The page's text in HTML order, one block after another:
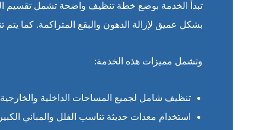
تبدأ الخدمة بوضع خطة تنظيف واضحة تشمل تقسيم
بشكل عميق لإزالة الدهون والبقع المتراكمة. كما
وتشمل مميزات هذه الخدمة:
تنظيف شامل لجميع المساحات الداخلية والخارجية
استخدام معدات حديثة تناسب الفلل والمباني